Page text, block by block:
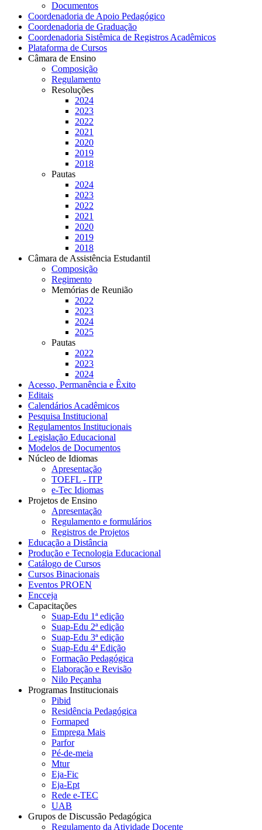
Documentos
Coordenadoria de Apoio Pedagógico
Coordenadoria de Graduação
Coordenadoria Sistêmica de Registros Acadêmicos
Plataforma de Cursos
Câmara de Ensino
Composição
Regulamento
Resoluções
2024
2023
2022
2021
2020
2019
2018
Pautas
2024
2023
2022
2021
2020
2019
2018
Câmara de Assistência Estudantil
Composição
Regimento
Memórias de Reunião
2022
2023
2024
2025
Pautas
2022
2023
2024
Acesso, Permanência e Êxito
Editais
Calendários Acadêmicos
Pesquisa Institucional
Regulamentos Institucionais
Legislação Educacional
Modelos de Documentos
Núcleo de Idiomas
Apresentação
TOEFL - ITP
e-Tec Idiomas
Projetos de Ensino
Apresentação
Regulamento e formulários
Registros de Projetos
Educação a Distância
Produção e Tecnologia Educacional
Catálogo de Cursos
Cursos Binacionais
Eventos PROEN
Encceja
Capacitações
Suap-Edu 1ª edição
Suap-Edu 2ª edição
Suap-Edu 3ª edição
Suap-Edu 4ª Edição
Formação Pedagógica
Elaboração e Revisão
Nilo Peçanha
Programas Institucionais
Pibid
Residência Pedagógica
Formaped
Emprega Mais
Parfor
Pé-de-meia
Mtur
Eja-Fic
Eja-Ept
Rede e-TEC
UAB
Grupos de Discussão Pedagógica
Regulamento da Atividade Docente